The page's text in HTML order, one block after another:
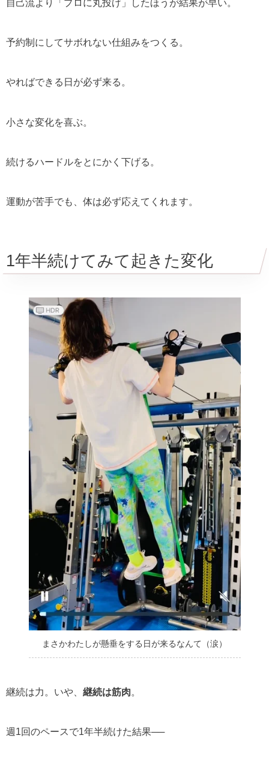
自己流より「プロに丸投げ」したほうが結果が早い。
予約制にしてサボれない仕組みをつくる。
やればできる日が必ず来る。
小さな変化を喜ぶ。
続けるハードルをとにかく下げる。
運動が苦手でも、体は必ず応えてくれます。
1年半続けてみて起きた変化
まさかわたしが懸垂をする日が来るなんて（涙）
継続は力。いや、 継続は筋肉。
週1回のペースで1年半続けた結果──